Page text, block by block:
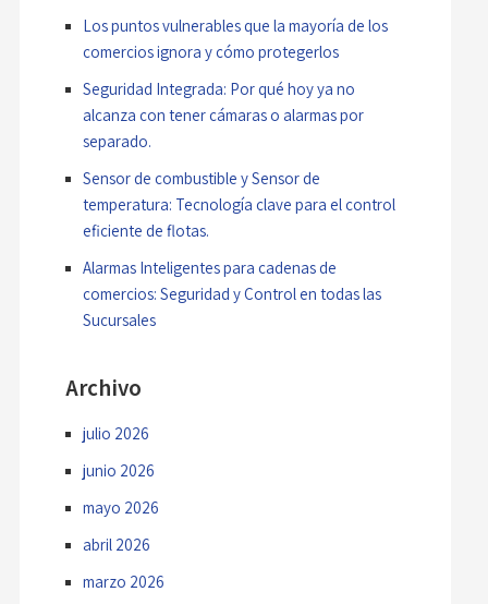
Los puntos vulnerables que la mayoría de los
comercios ignora y cómo protegerlos
Seguridad Integrada: Por qué hoy ya no
alcanza con tener cámaras o alarmas por
separado.
Sensor de combustible y Sensor de
temperatura: Tecnología clave para el control
eficiente de flotas.
Alarmas Inteligentes para cadenas de
comercios: Seguridad y Control en todas las
Sucursales
Archivo
julio 2026
junio 2026
mayo 2026
abril 2026
marzo 2026